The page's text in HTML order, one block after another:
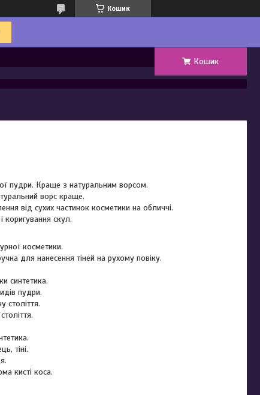
Кошик
Кошик
пудри. Краще з натуральним ворсом.
ворс краще.
від сухих частинок косметики на обличчі.
коригування скул.
косметики.
для нанесення тіней на рухому повіку.
синтетика.
пудри.
століття.
тіні.
кисті коса.